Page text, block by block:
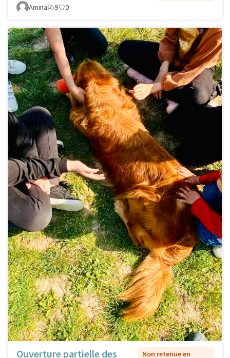
Amina
9 0
Ouverture partielle des
Non retenue en